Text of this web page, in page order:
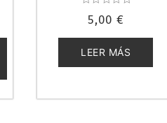
con
de
5
5,00 €
LEER MÁS